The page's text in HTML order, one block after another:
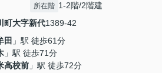
所在階 1-2階/2階建
町大字新代1389-42
田 」駅 徒歩61分
」駅 徒歩71分
高校前 」駅 徒歩72分